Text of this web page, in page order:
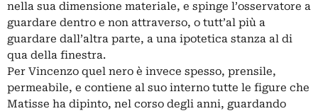
nella sua dimensione materiale, e spinge l’osservatore a
guardare dentro e non attraverso, o tutt’al più a
guardare dall’altra parte, a una ipotetica stanza al di
qua della finestra.
Per Vincenzo quel nero è invece spesso, prensile,
permeabile, e contiene al suo interno tutte le figure che
Matisse ha dipinto, nel corso degli anni, guardando